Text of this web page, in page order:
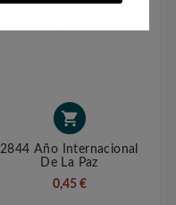

2844 Año Internacional
De La Paz
0,45 €